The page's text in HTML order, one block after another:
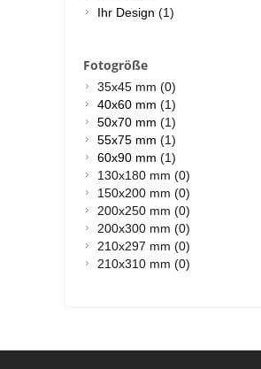
Ihr Design (1)
Fotogröße
35x45 mm (0)
40x60 mm (1)
50x70 mm (1)
55x75 mm (1)
60x90 mm (1)
130x180 mm (0)
150x200 mm (0)
200x250 mm (0)
200x300 mm (0)
210x297 mm (0)
210x310 mm (0)